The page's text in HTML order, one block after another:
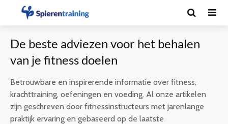
De beste adviezen voor het behalen
van je fitness doelen
Betrouwbare en inspirerende informatie over fitness,
krachttraining, oefeningen en voeding. Al onze artikelen
zijn geschreven door fitnessinstructeurs met jarenlange
praktijk ervaring en gebaseerd op de laatste